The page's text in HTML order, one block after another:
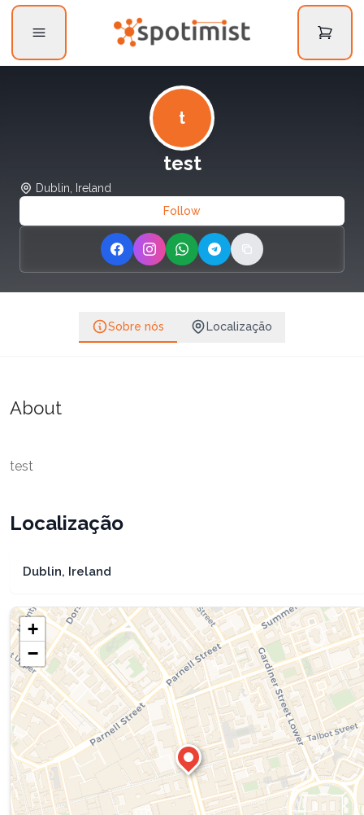
t
test
Dublin, Ireland
Follow
Share on Facebook
Share on Instagram
Share on WhatsApp
Share on Telegram
Copy link
Sobre nós Localização
About
test
Localização
Dublin, Ireland
+
−